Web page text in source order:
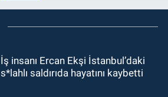
21:29Başvurular başladı: 3 bin
250 kişi alınacak
19:56Otomobille çarpışan
bisikletli ağır yaralandı
İş insanı Ercan Ekşi İstanbul’daki
s*lahlı saldırıda hayatını kaybetti